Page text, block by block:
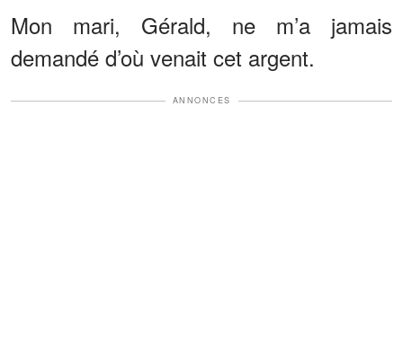
Mon mari, Gérald, ne m’a jamais
demandé d’où venait cet argent.
ANNONCES